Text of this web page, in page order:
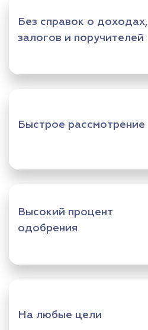
Без справок о доходах,
залогов и поручителей
Быстрое рассмотрение
Высокий процент
одобрения
На любые цели